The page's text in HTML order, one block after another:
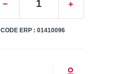
CODE ERP : 01410096